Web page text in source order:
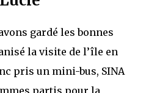
gardé les bonnes
la visite de l’île en
pris un mini-bus, SINA